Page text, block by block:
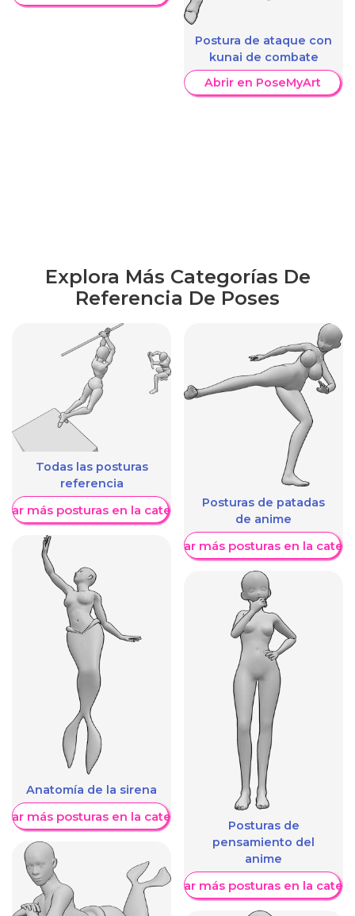
Postura de ataque con
kunai de combate
Abrir en PoseMyArt
Explora Más Categorías De
Referencia De Poses
Todas las posturas
referencia
más posturas en la categoría
Anatomía de la sirena
más posturas en la categoría
Posturas de patadas
de anime
Mostrar más posturas en la
Posturas de
pensamiento del
anime
Mostrar más posturas en la